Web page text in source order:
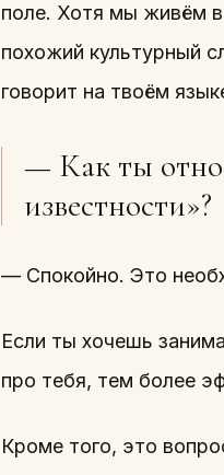
поле. Хотя мы живём в
похожий культурный
говорит на твоём
— Как ты
известности»?
— Спокойно. Это
Если ты хочешь
про тебя, тем более
Кроме того, это